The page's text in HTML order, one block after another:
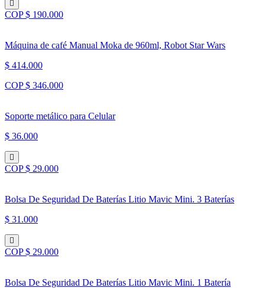
COP $ 190.000
Máquina de café Manual Moka de 960ml, Robot Star Wars
$ 414.000
COP $ 346.000
Soporte metálico para Celular
$ 36.000
COP $ 29.000
Bolsa De Seguridad De Baterías Litio Mavic Mini. 3 Baterías
$ 31.000
COP $ 29.000
Bolsa De Seguridad De Baterías Litio Mavic Mini. 1 Batería